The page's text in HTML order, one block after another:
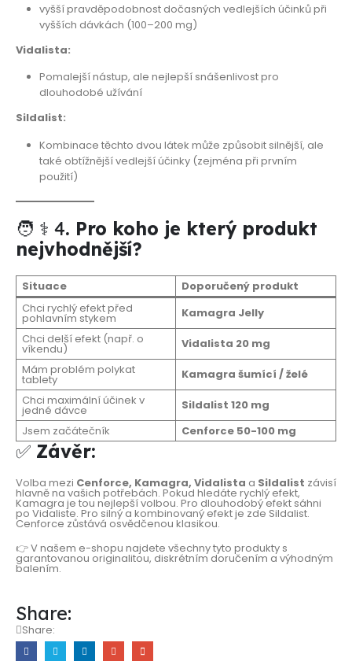
vyšší pravděpodobnost dočasných vedlejších účinků při
vyšších dávkách (100–200 mg)
Vidalista:
Pomalejší nástup, ale nejlepší snášenlivost pro
dlouhodobé užívání
Sildalist:
Kombinace těchto dvou látek může způsobit silnější, ale
také obtížnější vedlejší účinky (zejména při prvním
použití)
🧑 ⚕️ 4. Pro koho je který produkt
nejvhodnější?
Situace
Doporučený produkt
Chci rychlý efekt před
pohlavním stykem
Kamagra Jelly
Chci delší efekt (např. o
víkendu)
Vidalista 20 mg
Mám problém polykat
tablety
Kamagra šumící / želé
Chci maximální účinek v
jedné dávce
Sildalist 120 mg
Jsem začátečník
Cenforce 50-100 mg
✅ Závěr:
Volba mezi Cenforce, Kamagra, Vidalista a Sildalist závisí
hlavně na vašich potřebách. Pokud hledáte rychlý efekt,
Kamagra je tou nejlepší volbou. Pro dlouhodobý efekt sáhni
po Vidaliste. Pro silný a kombinovaný efekt je zde Sildalist.
Cenforce zůstává osvědčenou klasikou.
👉 V našem e-shopu najdete všechny tyto produkty s
garantovanou originalitou, diskrétním doručením a výhodným
balením.
Share:
Share: